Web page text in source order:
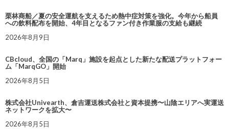
栗林商船／夏の安全運航を支えるため熱中症対策を強化。今年から船員
への飲料配布を開始、4年目となるファン付き作業服の支給も継続
2026年8月9日
CBcloud、全国の「Marq」施設を起点とした新たな配送プラットフォー
ム「MarqGO」開始
2026年8月5日
株式会社Univearth、倉吉運送株式会社と資本提携〜山陰エリアへ実運送
ネットワークを拡大〜
2026年8月5日